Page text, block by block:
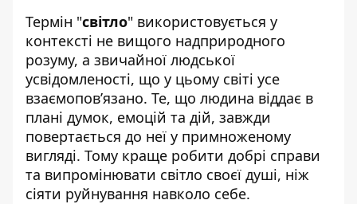
Термін "світло" використовується у
контексті не вищого надприродного
розуму, а звичайної людської
усвідомленості, що у цьому світі усе
взаємопов’язано. Те, що людина віддає в
плані думок, емоцій та дій, завжди
повертається до неї у примноженому
вигляді. Тому краще робити добрі справи
та випромінювати світло своєї душі, ніж
сіяти руйнування навколо себе.